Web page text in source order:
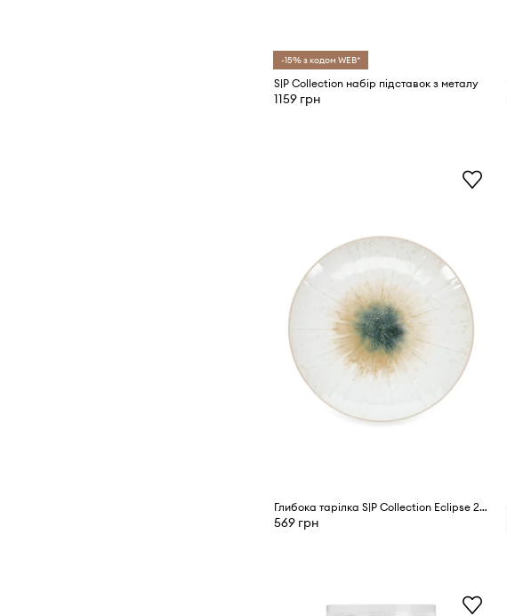
-15% з кодом WEB*
S|P Collection набір підставок з металу
1159 грн
Глибока тарілка S|P Collection Eclipse 23,5 cm
569 грн